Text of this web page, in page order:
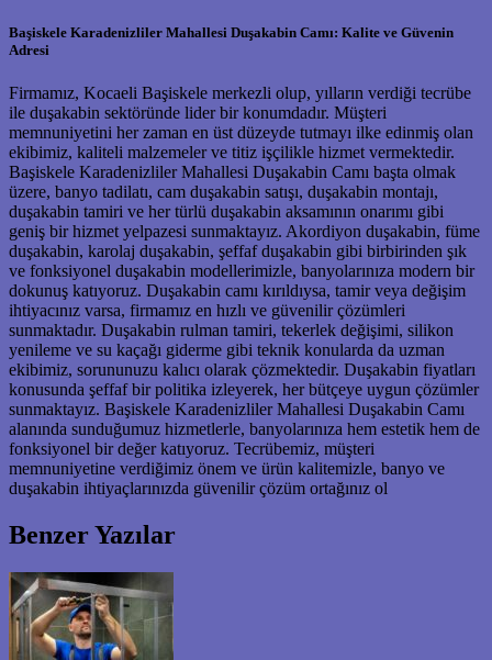
Başiskele Karadenizliler Mahallesi Duşakabin Camı: Kalite ve Güvenin
Adresi
Firmamız, Kocaeli Başiskele merkezli olup, yılların verdiği tecrübe
ile duşakabin sektöründe lider bir konumdadır. Müşteri
memnuniyetini her zaman en üst düzeyde tutmayı ilke edinmiş olan
ekibimiz, kaliteli malzemeler ve titiz işçilikle hizmet vermektedir.
Başiskele Karadenizliler Mahallesi Duşakabin Camı başta olmak
üzere, banyo tadilatı, cam duşakabin satışı, duşakabin montajı,
duşakabin tamiri ve her türlü duşakabin aksamının onarımı gibi
geniş bir hizmet yelpazesi sunmaktayız. Akordiyon duşakabin, füme
duşakabin, karolaj duşakabin, şeffaf duşakabin gibi birbirinden şık
ve fonksiyonel duşakabin modellerimizle, banyolarınıza modern bir
dokunuş katıyoruz. Duşakabin camı kırıldıysa, tamir veya değişim
ihtiyacınız varsa, firmamız en hızlı ve güvenilir çözümleri
sunmaktadır. Duşakabin rulman tamiri, tekerlek değişimi, silikon
yenileme ve su kaçağı giderme gibi teknik konularda da uzman
ekibimiz, sorununuzu kalıcı olarak çözmektedir. Duşakabin fiyatları
konusunda şeffaf bir politika izleyerek, her bütçeye uygun çözümler
sunmaktayız. Başiskele Karadenizliler Mahallesi Duşakabin Camı
alanında sunduğumuz hizmetlerle, banyolarınıza hem estetik hem de
fonksiyonel bir değer katıyoruz. Tecrübemiz, müşteri
memnuniyetine verdiğimiz önem ve ürün kalitemizle, banyo ve
duşakabin ihtiyaçlarınızda güvenilir çözüm ortağınız ol
Benzer Yazılar